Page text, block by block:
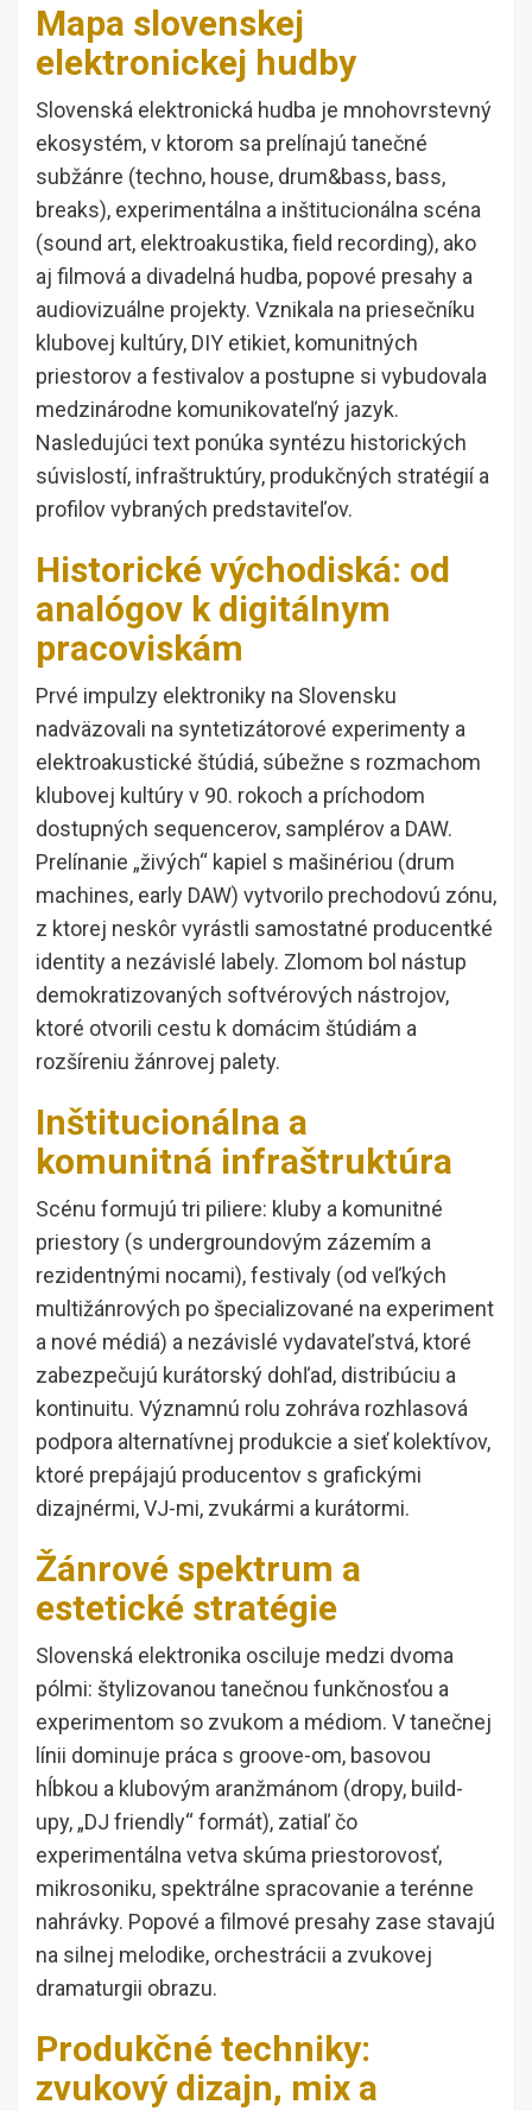
Mapa slovenskej
elektronickej hudby
Slovenská elektronická hudba je mnohovrstevný
ekosystém, v ktorom sa prelínajú tanečné
subžánre (techno, house, drum&bass, bass,
breaks), experimentálna a inštitucionálna scéna
(sound art, elektroakustika, field recording), ako
aj filmová a divadelná hudba, popové presahy a
audiovizuálne projekty. Vznikala na priesečníku
klubovej kultúry, DIY etikiet, komunitných
priestorov a festivalov a postupne si vybudovala
medzinárodne komunikovateľný jazyk.
Nasledujúci text ponúka syntézu historických
súvislostí, infraštruktúry, produkčných stratégií a
profilov vybraných predstaviteľov.
Historické východiská: od
analógov k digitálnym
pracoviskám
Prvé impulzy elektroniky na Slovensku
nadväzovali na syntetizátorové experimenty a
elektroakustické štúdiá, súbežne s rozmachom
klubovej kultúry v 90. rokoch a príchodom
dostupných sequencerov, samplérov a DAW.
Prelínanie „živých“ kapiel s mašinériou (drum
machines, early DAW) vytvorilo prechodovú zónu,
z ktorej neskôr vyrástli samostatné producentké
identity a nezávislé labely. Zlomom bol nástup
demokratizovaných softvérových nástrojov,
ktoré otvorili cestu k domácim štúdiám a
rozšíreniu žánrovej palety.
Inštitucionálna a
komunitná infraštruktúra
Scénu formujú tri piliere: kluby a komunitné
priestory (s undergroundovým zázemím a
rezidentnými nocami), festivaly (od veľkých
multižánrových po špecializované na experiment
a nové médiá) a nezávislé vydavateľstvá, ktoré
zabezpečujú kurátorský dohľad, distribúciu a
kontinuitu. Významnú rolu zohráva rozhlasová
podpora alternatívnej produkcie a sieť kolektívov,
ktoré prepájajú producentov s grafickými
dizajnérmi, VJ-mi, zvukármi a kurátormi.
Žánrové spektrum a
estetické stratégie
Slovenská elektronika osciluje medzi dvoma
pólmi: štylizovanou tanečnou funkčnosťou a
experimentom so zvukom a médiom. V tanečnej
línii dominuje práca s groove-om, basovou
hĺbkou a klubovým aranžmánom (dropy, build-
upy, „DJ friendly“ formát), zatiaľ čo
experimentálna vetva skúma priestorovosť,
mikrosoniku, spektrálne spracovanie a terénne
nahrávky. Popové a filmové presahy zase stavajú
na silnej melodike, orchestrácii a zvukovej
dramaturgii obrazu.
Produkčné techniky:
zvukový dizajn, mix a